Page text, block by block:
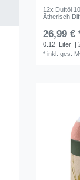
12x Duftöl
Ätherisch
26,99 €
0.12 Liter |
*inkl. ges.